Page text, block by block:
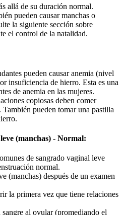
allá de su duración normal.
pueden causar manchas o
la siguiente sección sobre
el control de la natalidad.
pueden causar anemia (nivel
insuficiencia de hierro. Esta es una
de anemia en las mujeres.
copiosas deben comer
pueden tomar una pastilla
(manchas) - Normal:
de sangrado vaginal leve
normal.
(manchas) después de un examen
la primera vez que tiene relaciones
al ovular (promediando el